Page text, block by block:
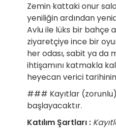
Zemin kattaki onur
yeniliğin ardından
Avlu ile lüks bir bahçe
ziyaretçiye ince bir
her odası, sabit ya da
ihtişamını katmakla
heyecan verici tarihinin
### Kayıtlar (zorunlu)
başlayacaktır.
Katılım Şartları :